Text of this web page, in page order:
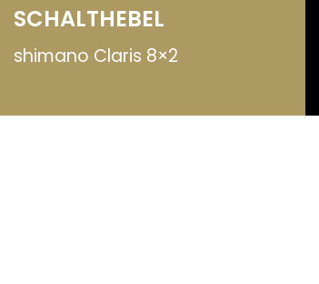
SCHALTHEBEL
shimano Claris 8×2